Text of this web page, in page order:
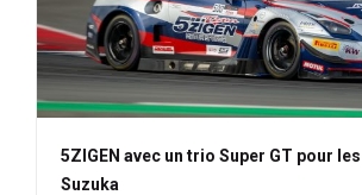
5ZIGEN avec un trio Super GT pour
Suzuka